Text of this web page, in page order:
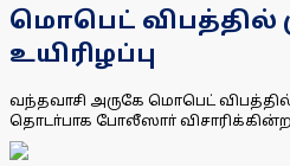
மொபெட் விபத்தில்
உயிரிழப்பு
வந்தவாசி அருகே மொபெட் விபத்தில்
தொடா்பாக போலீஸாா்